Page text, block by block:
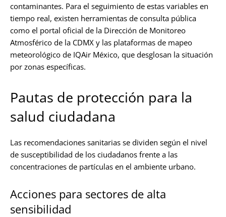
contaminantes. Para el seguimiento de estas variables en
tiempo real, existen herramientas de consulta pública
como el portal oficial de la Dirección de Monitoreo
Atmosférico de la CDMX y las plataformas de mapeo
meteorológico de IQAir México, que desglosan la situación
por zonas específicas.
Pautas de protección para la
salud ciudadana
Las recomendaciones sanitarias se dividen según el nivel
de susceptibilidad de los ciudadanos frente a las
concentraciones de partículas en el ambiente urbano.
Acciones para sectores de alta
sensibilidad